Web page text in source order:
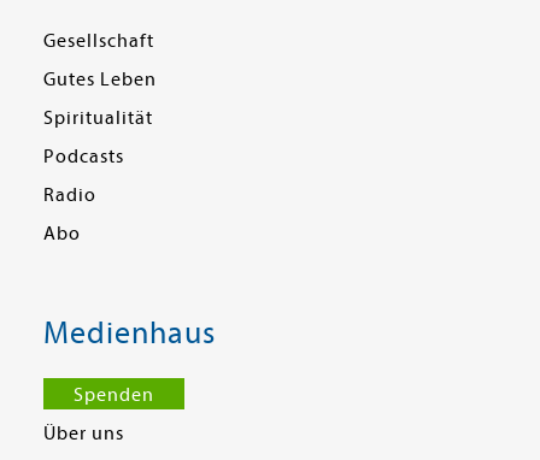
Gesellschaft
Gutes Leben
Spiritualität
Podcasts
Radio
Abo
Medienhaus
Spenden
Über uns